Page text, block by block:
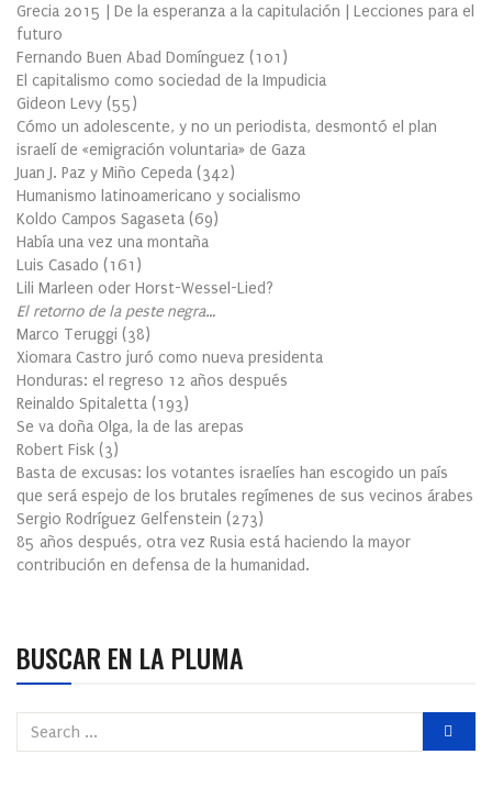
Grecia 2015 | De la esperanza a la capitulación | Lecciones para el
futuro
Fernando Buen Abad Domínguez (101 )
El capitalismo como sociedad de la Impudicia
Gideon Levy (55)
Cómo un adolescente, y no un periodista, desmontó el plan
israelí de «emigración voluntaria» de Gaza
Juan J. Paz y Miño Cepeda (342)
Humanismo latinoamericano y socialismo
Koldo Campos Sagaseta (69)
Había una vez una montaña
Luis Casado (161 )
Lili Marleen oder Horst-Wessel-Lied?
El retorno de la peste negra…
Marco Teruggi (38)
Xiomara Castro juró como nueva presidenta
Honduras: el regreso 12 años después
Reinaldo Spitaletta (193)
Se va doña Olga, la de las arepas
Robert Fisk (3)
Basta de excusas: los votantes israelíes han escogido un país
que será espejo de los brutales regímenes de sus vecinos árabes
Sergio Rodríguez Gelfenstein (273)
85 años después, otra vez Rusia está haciendo la mayor
contribución en defensa de la humanidad.
BUSCAR EN LA PLUMA